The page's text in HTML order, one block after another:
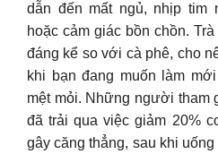
dẫn đến mất ngủ, nhịp tim
hoặc cảm giác bồn chồn.
đáng kể so với cà phê, cho
khi bạn đang muốn làm
mệt mỏi. Những người tham
đã trải qua việc giảm 20%
gây căng thẳng, sau khi